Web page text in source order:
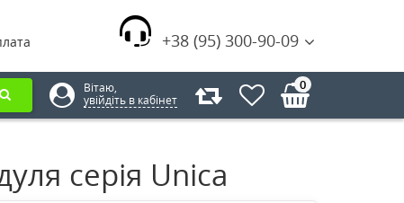
+38 (95) 300-90-09
Вітаю,
увійдіть в кабінет
0
серія Unica